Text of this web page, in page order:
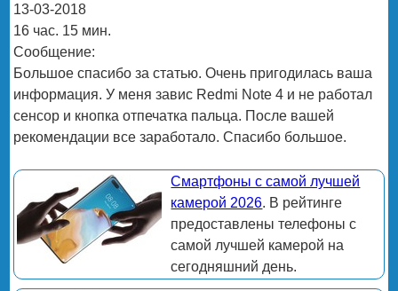
13-03-2018
16 час. 15 мин.
Сообщение:
Большое спасибо за статью. Очень пригодилась ваша
информация. У меня завис Redmi Note 4 и не работал
сенсор и кнопка отпечатка пальца. После вашей
рекомендации все заработало. Спасибо большое.
Смартфоны с самой лучшей
камерой 2026. В рейтинге
предоставлены телефоны с
самой лучшей камерой на
сегодняшний день.